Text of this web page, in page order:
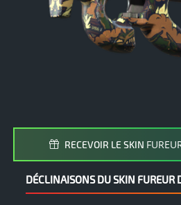
RECEVOIR LE SKIN
DÉCLINAISONS DU SKIN FUREUR